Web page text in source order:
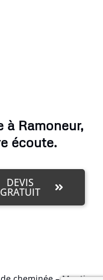
à Ramoneur,
écoute.
DEVIS
GRATUIT